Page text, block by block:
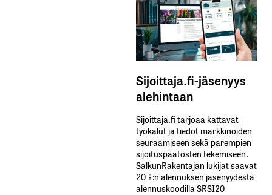
Sijoittaja.fi-jäsenyys
alehintaan
Sijoittaja.fi tarjoaa kattavat
työkalut ja tiedot markkinoiden
seuraamiseen sekä parempien
sijoituspäätösten tekemiseen.
SalkunRakentajan lukijat saavat
20 %:n alennuksen jäsenyydestä
alennuskoodilla SRSI20